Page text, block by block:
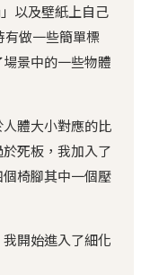
以及壁紙上自己
做一些簡單標
景中的一些物體
體大小對應的比
死板，我加入了
椅腳其中一個壓
開始進入了細化